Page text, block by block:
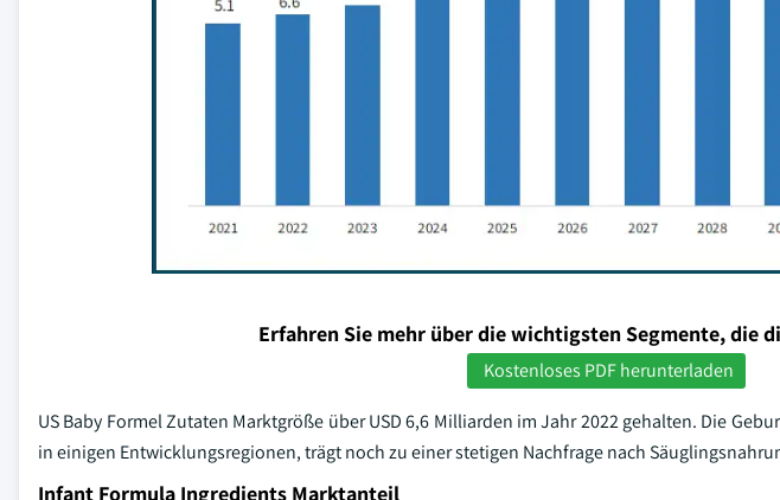
Erfahren Sie mehr über die wichtigsten Segmente, die
Kostenloses PDF herunterladen
US Baby Formel Zutaten Marktgröße über USD 6,6 Milliarden im Jahr 2022 gehalten. Die
in einigen Entwicklungsregionen, trägt noch zu einer stetigen Nachfrage nach
Infant Formula Ingredients Marktanteil